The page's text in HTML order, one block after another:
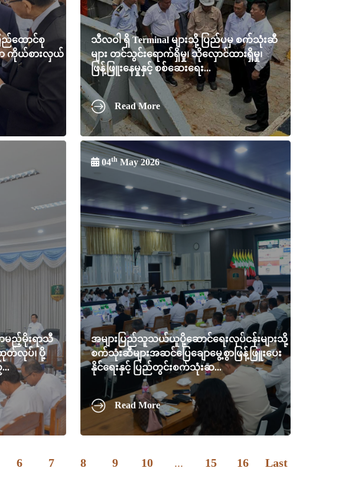
ည်ထောင်စု
ာ ကိုယ်စားလှယ်
သီလဝါ ရှိ Terminal များသို့ ပြည်ပမှ စက်သုံးဆီ
များ တင်သွင်းရောက်ရှိမှု၊ သိုလှောင်ထားရှိမှု၊
ဖြန့်ဖြူးနေမှုနှင့် စစ်ဆေးရေး...
Read More
မည့်မိုးရာသီ
တ်လုပ်၊ ပို့
04thMay 2026
အများပြည်သူသယ်ယူပို့ဆောင်ရေးလုပ်ငန်းများသို့
စက်သုံးဆီများအဆင်ပြေချောမွေ့စွာဖြန့်ဖြူးပေး
နိုင်ရေးနှင့် ပြည်တွင်းစက်သုံးဆ...
Read More
6 7 8 9 10 ... 15 16 Last